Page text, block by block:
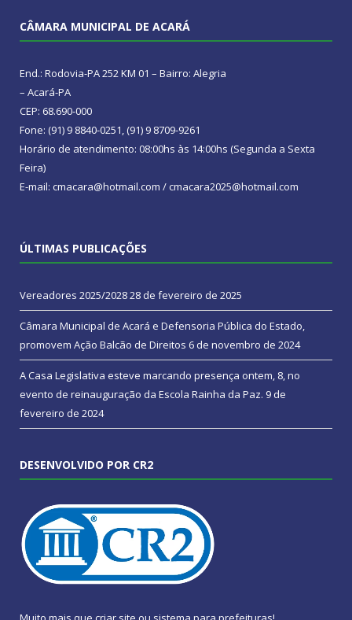
CÂMARA MUNICIPAL DE ACARÁ
End.: Rodovia-PA 252 KM 01 – Bairro: Alegria
– Acará-PA
CEP: 68.690-000
Fone: (91) 9 8840-0251, (91) 9 8709-9261
Horário de atendimento: 08:00hs às 14:00hs (Segunda a Sexta
Feira)
E-mail: cmacara@hotmail.com / cmacara2025@hotmail.com
ÚLTIMAS PUBLICAÇÕES
Vereadores 2025/202828 de fevereiro de 2025
Câmara Municipal de Acará e Defensoria Pública do Estado,
promovem Ação Balcão de Direitos 6 de novembro de 2024
A Casa Legislativa esteve marcando presença ontem, 8, no
evento de reinauguração da Escola Rainha da Paz. 9 de
fevereiro de 2024
DESENVOLVIDO POR CR2